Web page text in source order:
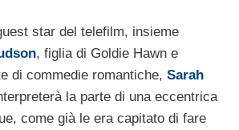
star del telefilm, insieme
, figlia di Goldie Hawn e
di commedie romantiche, Sarah
la parte di una eccentrica
come già le era capitato di fare